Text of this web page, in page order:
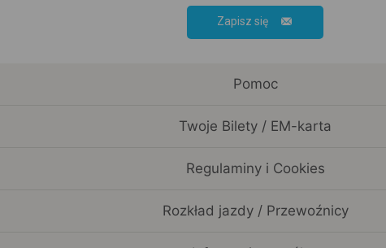
Zapisz się
Pomoc
Twoje Bilety / EM-karta
Regulaminy i Cookies
Rozkład jazdy / Przewoźnicy